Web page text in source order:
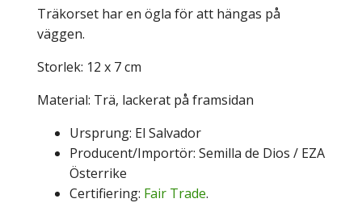
Träkorset har en ögla för att hängas på
väggen.
Storlek: 12 x 7 cm
Material: Trä, lackerat på framsidan
Ursprung: El Salvador
Producent/Importör: Semilla de Dios / EZA
Österrike
Certifiering: Fair Trade.